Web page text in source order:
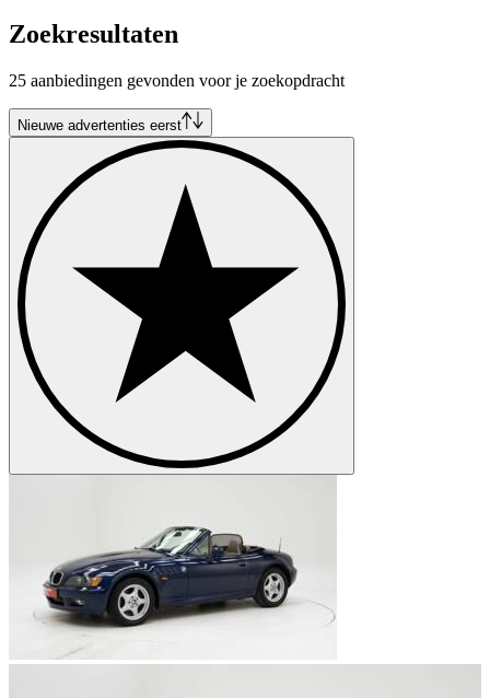
BMW 327
BMW 328
BMW 503
BMW 6 Series
BMW 8 Series
BMW Z4
BMW Z8
Zoekresultaten
25 aanbiedingen gevonden voor je zoekopdracht
Nieuwe advertenties eerst